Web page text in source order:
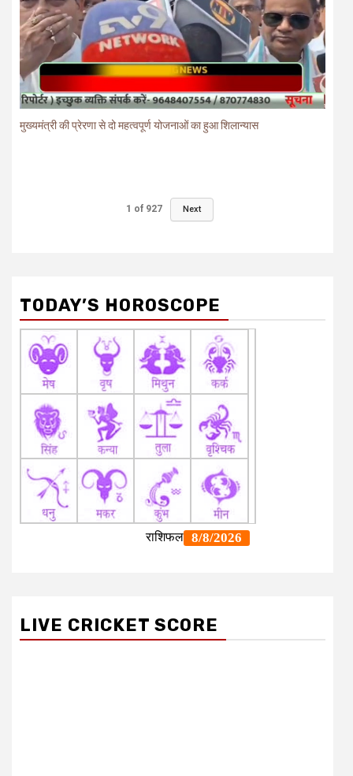
मुख्यमंत्री की प्रेरणा से दो महत्वपूर्ण योजनाओं का हुआ शिलान्यास
1 of 927 Next
TODAY’S HOROSCOPE
LIVE CRICKET SCORE